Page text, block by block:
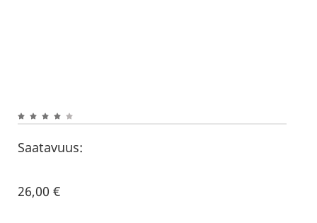
Saatavuus:
26,00€